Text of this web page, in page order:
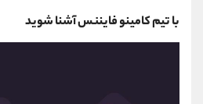
با تیم کامینو فایننس آشنا شوید